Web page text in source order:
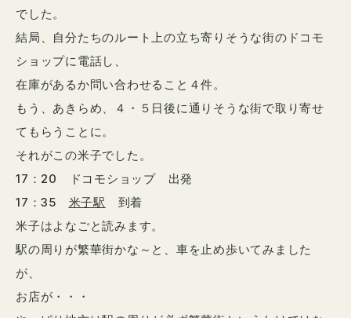
でした。
結局、自分たちのルート上の立ち寄りそうな街のドコモ
ショップに電話し、
在庫があるか問い合わせること４件。
もう、あきらめ、４・５日後に通りそうな街で取り寄せ
てもらうことに。
それがこの米子でした。
17：20 ドコモショップ 出発
17：35 米子駅 到着
米子はよなごと読みます。
駅の周りが繁華街かな～と、車を止め歩いてみました
が、
お店が・・・